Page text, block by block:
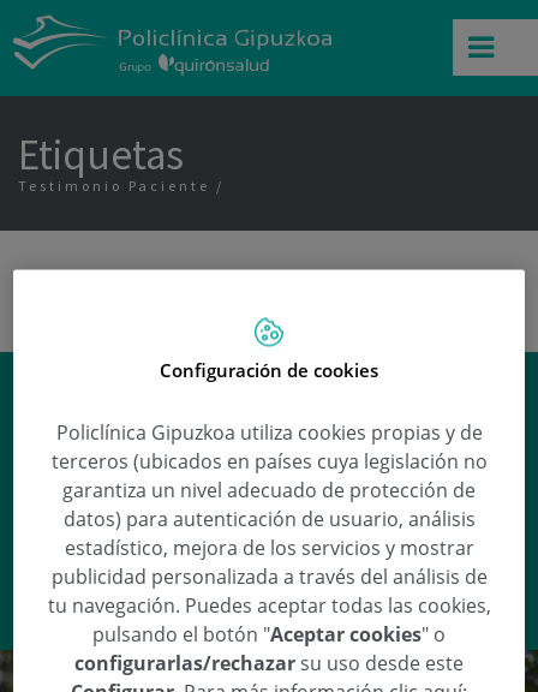
Etiquetas
Testimonio Paciente
¿Qué factores dificultan el
embarazo?
Miren Mandiola Arizmendiarrietaresponde
a esta y otras preguntas en nuestra
sección dePreguntas médicas.
VER RESPUESTA
Configuración de cookies
Policlínica Gipuzkoa utiliza cookies propias y de
terceros (ubicados en países cuya legislación no
garantiza un nivel adecuado de protección de
datos) para autenticación de usuario, análisis
estadístico, mejora de los servicios y mostrar
publicidad personalizada a través del análisis de
tu navegación. Puedes aceptar todas las cookies,
pulsando el botón "Aceptar cookies" o
configurarlas/rechazarsu uso desde este